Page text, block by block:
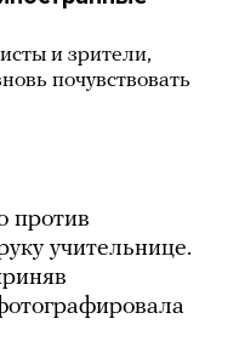
и зрители,
почувствовать
против
учительнице.